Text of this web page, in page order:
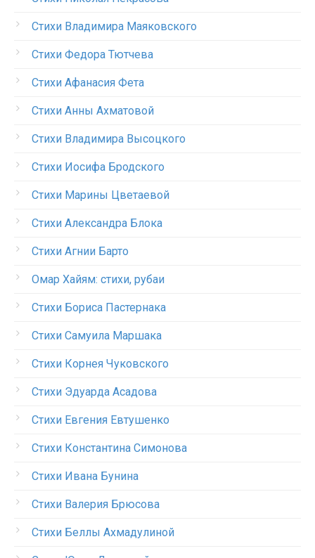
Стихи Владимира Маяковского
Стихи Федора Тютчева
Стихи Афанасия Фета
Стихи Анны Ахматовой
Стихи Владимира Высоцкого
Стихи Иосифа Бродского
Стихи Марины Цветаевой
Стихи Александра Блока
Стихи Агнии Барто
Омар Хайям: стихи, рубаи
Стихи Бориса Пастернака
Стихи Самуила Маршака
Стихи Корнея Чуковского
Стихи Эдуарда Асадова
Стихи Евгения Евтушенко
Стихи Константина Симонова
Стихи Ивана Бунина
Стихи Валерия Брюсова
Стихи Беллы Ахмадулиной